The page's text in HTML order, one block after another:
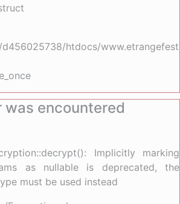
d456025738/htdocs/
was encountered
Implicitly marking
as nullable is deprecated, the
must be used instead